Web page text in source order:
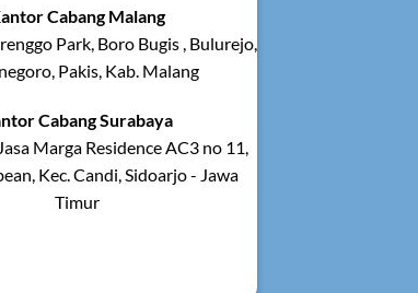
Cabang Malang
Park, Boro Bugis , Bulurejo,
Pakis, Kab. Malang
Cabang Surabaya
Marga Residence AC3 no 11,
Kec. Candi, Sidoarjo - Jawa
Timur